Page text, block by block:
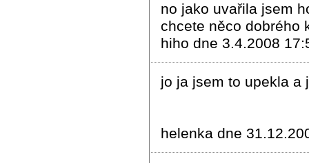
no jako uvařila jsem
chcete něco dobrého
hiho dne 3.4.2008
jo ja jsem to upekla a
helenka dne